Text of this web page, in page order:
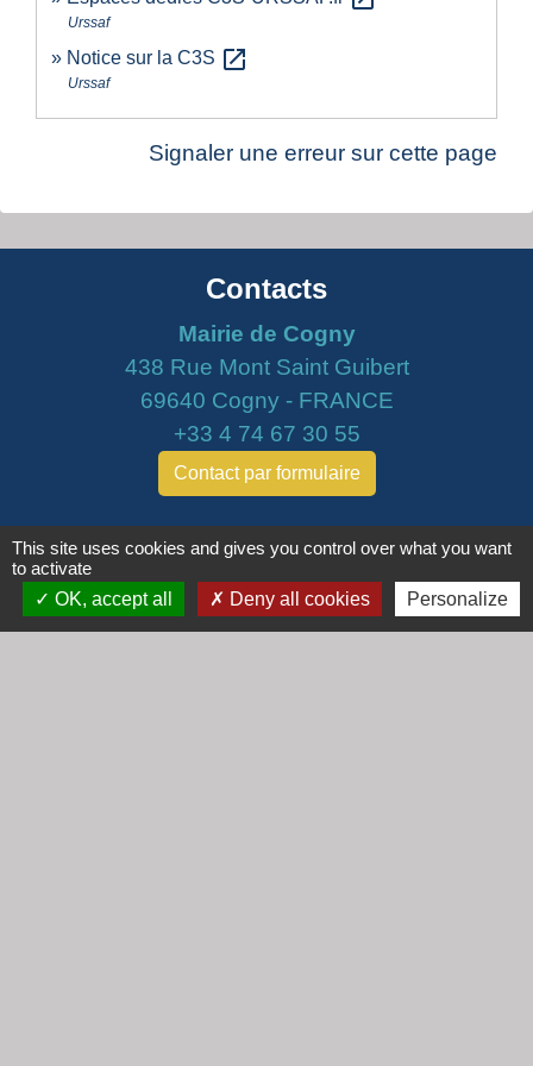
Urssaf
Notice sur la C3S open_in_new
Urssaf
Signaler une erreur sur cette page
Contacts
Mairie de Cogny
438 Rue Mont Saint Guibert
69640 Cogny - FRANCE
+33 4 74 67 30 55
Contact par formulaire
Horaires
Mardi : 8h30 - 12h00
Mercredi : 9h00 - 12h00
This site uses cookies and gives you control over what you want
to activate
OK, accept all
Deny all cookies Personalize